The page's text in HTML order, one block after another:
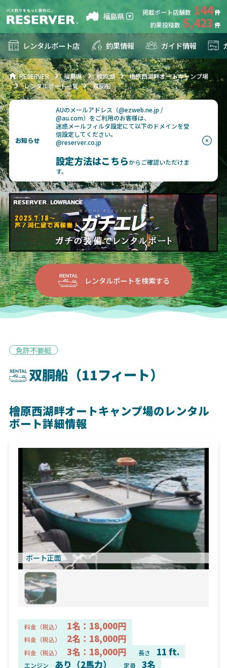
福島県 掲載ボート店舗数 144
釣果投稿数 5,423
レンタルボート店 釣果情報 ガイド情報
RESERVER 福島県 桧原湖
檜原西湖畔オートキャンプ場
レンタルボート一覧
双胴船
お知らせ
AUのメールアドレス（@ezweb.ne.jp /
@au.com）をご利用のお客様は、
迷惑メールフィルタ設定にて以下のドメインを受
信設定してください。
@reserver.co.jp
設定方法はこちらからご確認いただけま
す。
レンタルボートを検索する
免許不要艇
双胴船（11フィート）
檜原西湖畔オートキャンプ場のレンタル
ボート詳細情報
ボート正面
料金（税込） 1名：18,000円
料金（税込） 2名：18,000円
料金（税込） 3名：18,000円 長さ 11 ft.
エンジン あり（2馬力） 定員 3名